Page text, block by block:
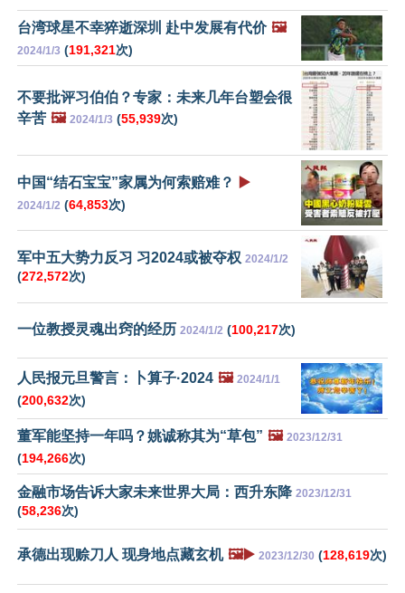
台湾球星不幸猝逝深圳 赴中发展有代价 🖼️
2024/1/3 (191,321次)
不要批评习伯伯？专家：未来几年台塑会很
辛苦 🖼️ 2024/1/3 (55,939次)
中国“结石宝宝”家属为何索赔难？ ▶️
2024/1/2 (64,853次)
军中五大势力反习 习2024或被夺权 2024/1/2
(272,572次)
一位教授灵魂出窍的经历 2024/1/2 (100,217次)
人民报元旦警言：卜算子·2024 🖼️ 2024/1/1
(200,632次)
董军能坚持一年吗？姚诚称其为“草包” 🖼️ 2023/12/31
(194,266次)
金融市场告诉大家未来世界大局：西升东降 2023/12/31
(58,236次)
承德出现赊刀人 现身地点藏玄机 🖼️▶️ 2023/12/30 (128,619次)